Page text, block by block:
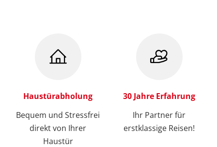
Deutschland
Dänemark (0)
Estland (0)
Haustürabholung
Bequem und Stressfrei
direkt von Ihrer
Haustür
30 Jahre Erfahrung
Ihr Partner für
erstklassige Reisen!